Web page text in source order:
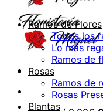
Ramos de Flores
Todos los
Lo más
Ramos de
Rosas
Ramos de
Rosas
Plantas